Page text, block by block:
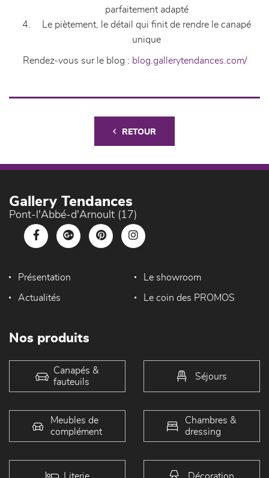
parfaitement adapté
Le piètement, le détail qui finit de rendre le canapé
unique
Rendez-vous sur le blog : blog.gallerytendances.com/
RETOUR
Gallery Tendances
Pont-l'Abbé-d'Arnoult (17)
Présentation Le showroom
Actualités Le coin des PROMOS
Nos produits
Canapés &
fauteuils
Séjours
Meubles de
complément
Chambres &
dressing
Literie Décoration